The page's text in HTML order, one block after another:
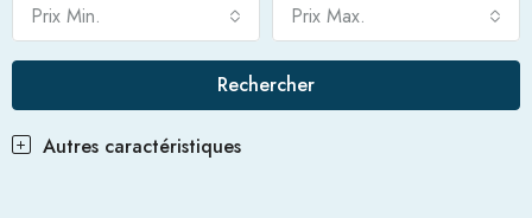
Prix Min. Prix Max.
Rechercher
Autres caractéristiques